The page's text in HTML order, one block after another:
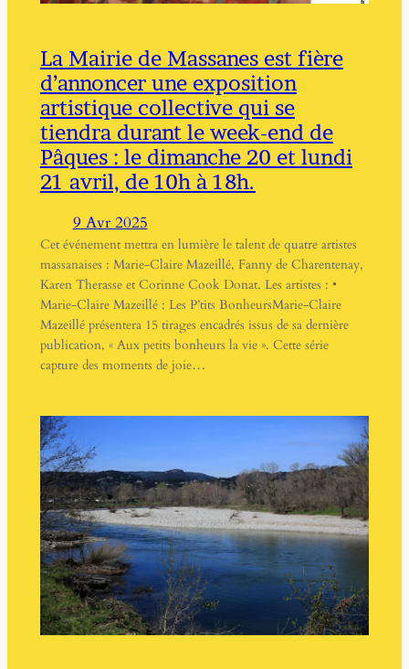
La Mairie de Massanes est fière
d’annoncer une exposition
artistique collective qui se
tiendra durant le week-end de
Pâques : le dimanche 20 et lundi
21 avril, de 10h à 18h.
9 Avr 2025
Cet événement mettra en lumière le talent de quatre artistes
massanaises : Marie-Claire Mazeillé, Fanny de Charentenay,
Karen Therasse et Corinne Cook Donat. Les artistes : •
Marie-Claire Mazeillé : Les P’tits BonheursMarie-Claire
Mazeillé présentera 15 tirages encadrés issus de sa dernière
publication, « Aux petits bonheurs la vie ». Cette série
capture des moments de joie…